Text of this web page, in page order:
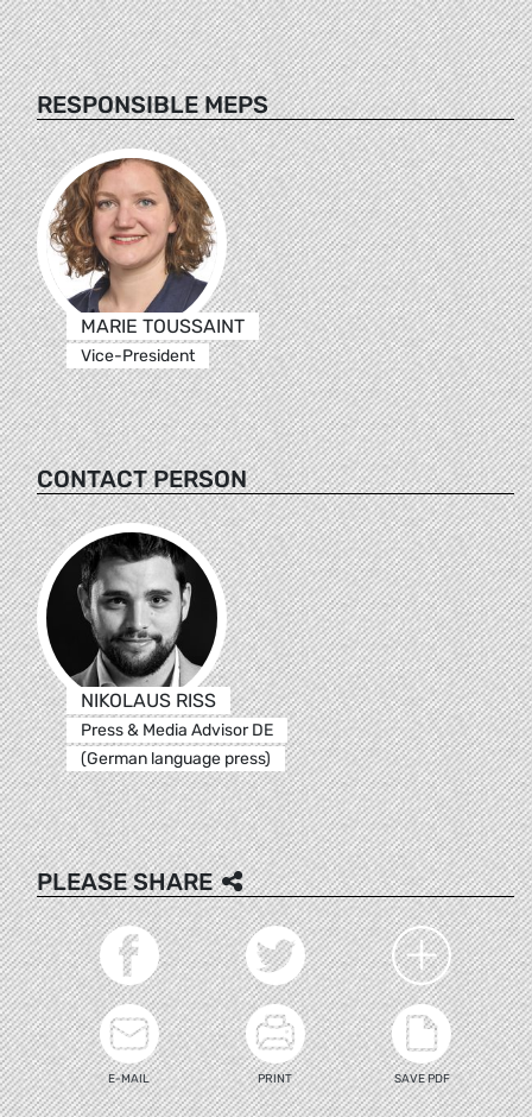
RESPONSIBLE MEPS
MARIE TOUSSAINT
Vice-President
CONTACT PERSON
NIKOLAUS RISS
Press & Media Advisor DE
(German language press)
PLEASE SHARE
E-MAIL PRINT SAVE PDF